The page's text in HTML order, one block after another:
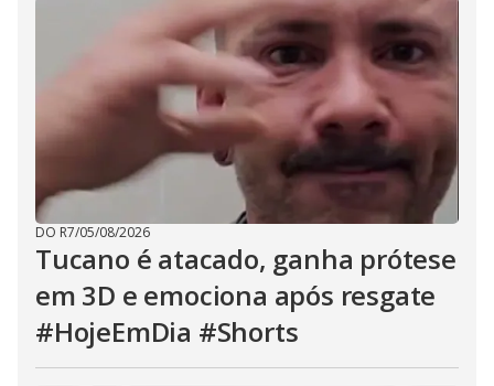
DO R7/05/08/2026
Tucano é atacado, ganha prótese
em 3D e emociona após resgate
#HojeEmDia #Shorts